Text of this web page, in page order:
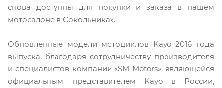
снова доступны для покупки и заказа в нашем
мотосалоне в Сокольниках.
Обновленные модели мотоциклов Kayo 2016 года
выпуска, благодаря сотрудничеству производителя
и специалистов компании «SM-Motors», являющейся
официальным представителем Kayo в России,